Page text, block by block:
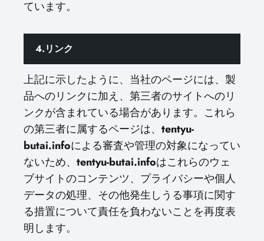
ています。
4.リンク
上記に示したように、当社のページには、製
品へのリンクに加え、第三者のサイトへのリ
ンクが含まれている場合があります。これら
の第三者に属するページは、 tentyu-
butai.infoによる審査や管理の対象になってい
ないため、 tentyu-butai.infoはこれらのウェ
ブサイトのコンテンツ、プライバシーや個人
データの処理、その他発生しうる事項に関す
る措置について責任を負わないことを再度表
明します。